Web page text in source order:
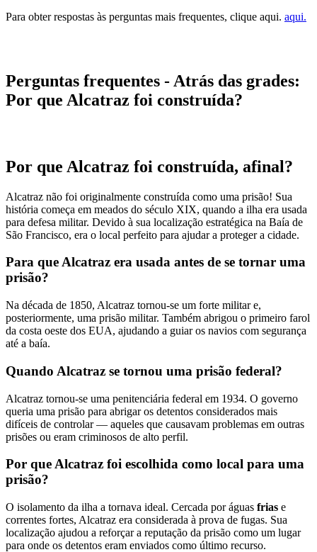
Para obter respostas às perguntas mais frequentes, clique aqui. aqui.
Perguntas frequentes - Atrás das grades:
Por que Alcatraz foi construída?
Por que Alcatraz foi construída, afinal?
Alcatraz não foi originalmente construída como uma prisão! Sua
história começa em meados do século XIX, quando a ilha era usada
para defesa militar. Devido à sua localização estratégica na Baía de
São Francisco, era o local perfeito para ajudar a proteger a cidade.
Para que Alcatraz era usada antes de se tornar uma
prisão?
Na década de 1850, Alcatraz tornou-se um forte militar e,
posteriormente, uma prisão militar. Também abrigou o primeiro farol
da costa oeste dos EUA, ajudando a guiar os navios com segurança
até a baía.
Quando Alcatraz se tornou uma prisão federal?
Alcatraz tornou-se uma penitenciária federal em 1934. O governo
queria uma prisão para abrigar os detentos considerados mais
difíceis de controlar — aqueles que causavam problemas em outras
prisões ou eram criminosos de alto perfil.
Por que Alcatraz foi escolhida como local para uma
prisão?
O isolamento da ilha a tornava ideal. Cercada por águas frias e
correntes fortes, Alcatraz era considerada à prova de fugas. Sua
localização ajudou a reforçar a reputação da prisão como um lugar
para onde os detentos eram enviados como último recurso.